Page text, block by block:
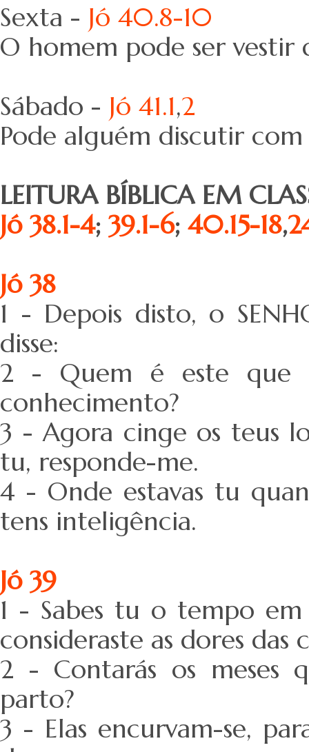
Sexta - Jó 40.8-10
O homem pode ser vestir
Sábado - Jó 41.1,2
Pode alguém discutir
LEITURA BÍBLICA EM
Jó 38.1-4; 39.1-6; 40.15-18,
Jó 38
1 - Depois disto, o
disse:
2 - Quem é este que
conhecimento?
3 - Agora cinge os teus
tu, responde-me.
4 - Onde estavas tu
tens inteligência.
Jó 39
1 - Sabes tu o tempo
consideraste as dores das
2 - Contarás os meses
parto?
3 - Elas encurvam-se,